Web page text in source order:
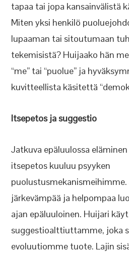
tapaa tai jopa kansainvälistä
Miten yksi henkilö
lupaaman tai sitoutumaan
tekemisistä? Huijaako hän
“me” tai “puolue” ja
kuvitteellista käsitettä
Itsepetos ja suggestio
Jatkuva epäluulossa
itsepetos kuuluu psyyken
puolustusmekanismeihimme.
järkevämpää ja helpompaa
ajan epäluuloinen. Huijari
suggestioalttiuttamme, joka
evoluutiomme tuote. Lajin